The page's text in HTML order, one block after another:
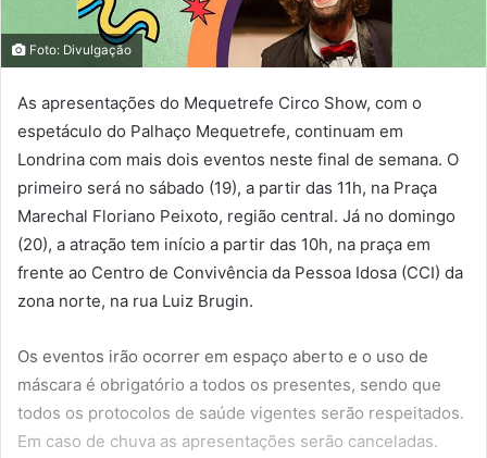
Foto: Divulgação
As apresentações do Mequetrefe Circo Show, com o
espetáculo do Palhaço Mequetrefe, continuam em
Londrina com mais dois eventos neste final de semana. O
primeiro será no sábado (19), a partir das 11h, na Praça
Marechal Floriano Peixoto, região central. Já no domingo
(20), a atração tem início a partir das 10h, na praça em
frente ao Centro de Convivência da Pessoa Idosa (CCI) da
zona norte, na rua Luiz Brugin.
Os eventos irão ocorrer em espaço aberto e o uso de
máscara é obrigatório a todos os presentes, sendo que
todos os protocolos de saúde vigentes serão respeitados.
Em caso de chuva as apresentações serão canceladas.